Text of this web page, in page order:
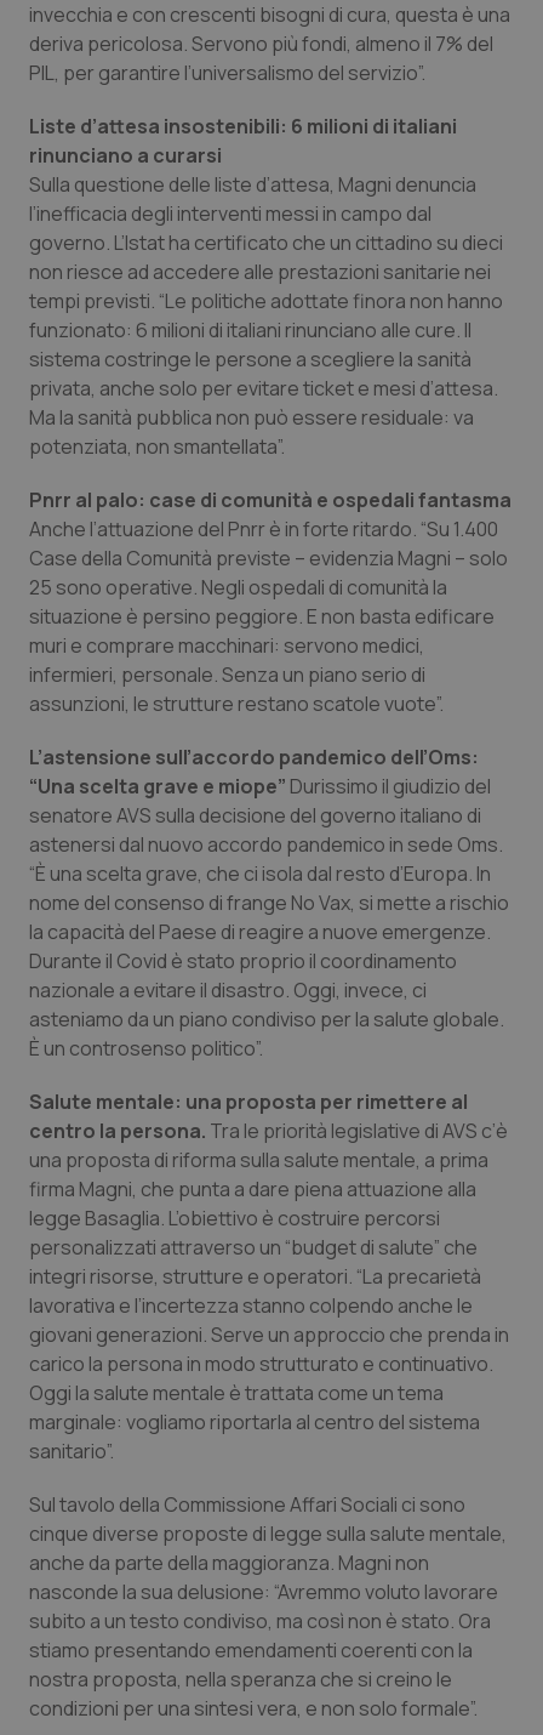
Marche
Molise
Piemonte
Provincia Autonoma di Bolzano
Provincia Autonoma di Trento
Puglia
Sardegna
Sicilia
Toscana
Umbria
Valle D’Aosta
Veneto
Donna & Salute
Epatiti
HIV
Infezioni & Febbre
Ipertensione & Scompenso
Malattie rare
Malattia di Crohn & Rettocolite Ulcerosa
Neuroscienze & patologie neurodegenerative
Obesità
Oftalmologia
Oncodermatologia
Oncoematologia
Oncologia & Nutrizione
Psoriasi & pelle
Quotidiano Cardiologia
Quotidiano Chirurgia
Quotidiano Oncologia
Quotidiano Pediatria
Rene & patologie urogenitali
Salute orale & impianti
Sangue & coagulazione
Tiroide
Tumore al seno
Tumori del Polmone & Testa Collo
Tumori gastrointestinali
Ulcera & Reflusso
Vaccini
invecchia e con crescenti bisogni di cura, questa è una
deriva pericolosa. Servono più fondi, almeno il 7% del
PIL, per garantire l’universalismo del servizio”.
Liste d’attesa insostenibili: 6 milioni di italiani
rinunciano a curarsi
Sulla questione delle liste d’attesa, Magni denuncia
l’inefficacia degli interventi messi in campo dal
governo. L’Istat ha certificato che un cittadino su dieci
non riesce ad accedere alle prestazioni sanitarie nei
tempi previsti. “Le politiche adottate finora non hanno
funzionato: 6 milioni di italiani rinunciano alle cure. Il
sistema costringe le persone a scegliere la sanità
privata, anche solo per evitare ticket e mesi d’attesa.
Ma la sanità pubblica non può essere residuale: va
potenziata, non smantellata”.
Pnrr al palo: case di comunità e ospedali fantasma
Anche l’attuazione del Pnrr è in forte ritardo. “Su 1.400
Case della Comunità previste – evidenzia Magni – solo
25 sono operative. Negli ospedali di comunità la
situazione è persino peggiore. E non basta edificare
muri e comprare macchinari: servono medici,
infermieri, personale. Senza un piano serio di
assunzioni, le strutture restano scatole vuote”.
L’astensione sull’accordo pandemico dell’Oms:
“Una scelta grave e miope” Durissimo il giudizio del
senatore AVS sulla decisione del governo italiano di
astenersi dal nuovo accordo pandemico in sede Oms.
“È una scelta grave, che ci isola dal resto d’Europa. In
nome del consenso di frange No Vax, si mette a rischio
la capacità del Paese di reagire a nuove emergenze.
Durante il Covid è stato proprio il coordinamento
nazionale a evitare il disastro. Oggi, invece, ci
asteniamo da un piano condiviso per la salute globale.
È un controsenso politico”.
Salute mentale: una proposta per rimettere al
centro la persona. Tra le priorità legislative di AVS c’è
una proposta di riforma sulla salute mentale, a prima
firma Magni, che punta a dare piena attuazione alla
legge Basaglia. L’obiettivo è costruire percorsi
personalizzati attraverso un “budget di salute” che
integri risorse, strutture e operatori. “La precarietà
lavorativa e l’incertezza stanno colpendo anche le
giovani generazioni. Serve un approccio che prenda in
carico la persona in modo strutturato e continuativo.
Oggi la salute mentale è trattata come un tema
marginale: vogliamo riportarla al centro del sistema
sanitario”.
Sul tavolo della Commissione Affari Sociali ci sono
cinque diverse proposte di legge sulla salute mentale,
anche da parte della maggioranza. Magni non
nasconde la sua delusione: “Avremmo voluto lavorare
subito a un testo condiviso, ma così non è stato. Ora
stiamo presentando emendamenti coerenti con la
nostra proposta, nella speranza che si creino le
condizioni per una sintesi vera, e non solo formale”.